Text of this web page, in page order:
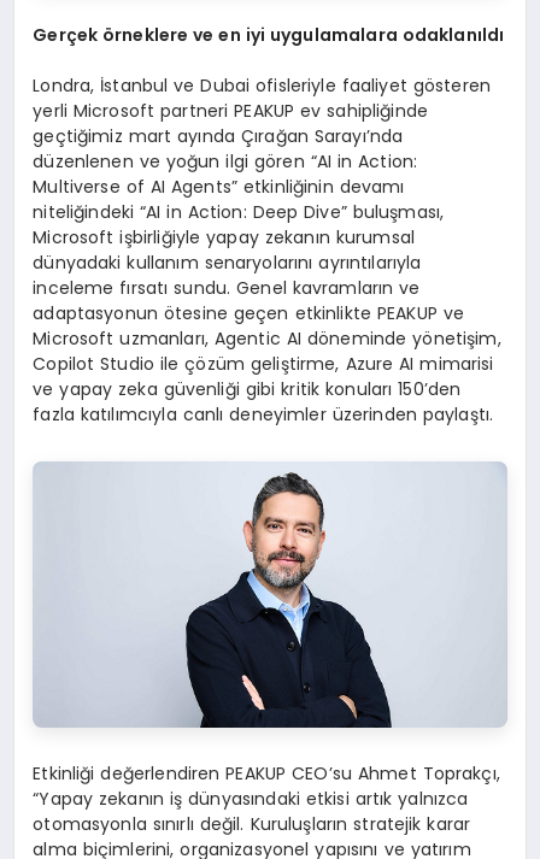
Gerçek örneklere ve en iyi uygulamalara odaklanıldı
Londra, İstanbul ve Dubai ofisleriyle faaliyet gösteren
yerli Microsoft partneri PEAKUP ev sahipliğinde
geçtiğimiz mart ayında Çırağan Sarayı’nda
düzenlenen ve yoğun ilgi gören “AI in Action:
Multiverse of AI Agents” etkinliğinin devamı
niteliğindeki “AI in Action: Deep Dive” buluşması,
Microsoft işbirliğiyle yapay zekanın kurumsal
dünyadaki kullanım senaryolarını ayrıntılarıyla
inceleme fırsatı sundu. Genel kavramların ve
adaptasyonun ötesine geçen etkinlikte PEAKUP ve
Microsoft uzmanları, Agentic AI döneminde yönetişim,
Copilot Studio ile çözüm geliştirme, Azure AI mimarisi
ve yapay zeka güvenliği gibi kritik konuları 150’den
fazla katılımcıyla canlı deneyimler üzerinden paylaştı.
Etkinliği değerlendiren PEAKUP CEO’su Ahmet Toprakçı,
“Yapay zekanın iş dünyasındaki etkisi artık yalnızca
otomasyonla sınırlı değil. Kuruluşların stratejik karar
alma biçimlerini, organizasyonel yapısını ve yatırım